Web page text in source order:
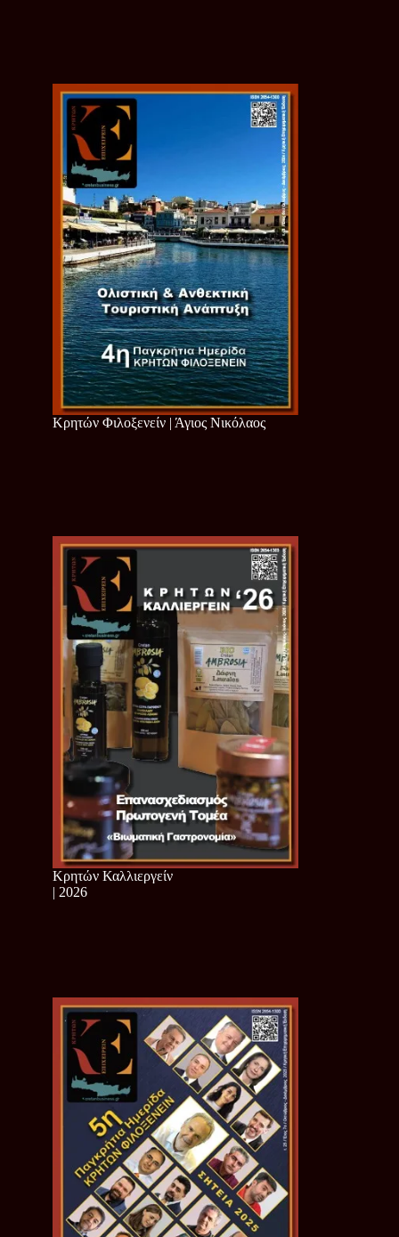
Κρητών Φιλοξενείν | Άγιος Νικόλαος
Κρητών Καλλιεργείν
| 2026